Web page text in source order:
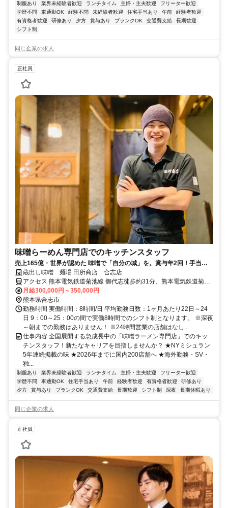
制服あり 業界未経験者歓迎 ランチタイム 主婦・主夫歓迎
フリーター歓迎
学歴不問
車通勤OK 経験不問 未経験者歓迎 住宅手当あり 午前
経験者歓迎
有資格者歓迎
研修あり 夕方 賞与あり ブランクOK 交通費支給
長期歓迎
シフト制
同じ企業の求人
正社員
味噌らーめん専門店でのキッチンスタッフ
売上165億・世界が認めた 味噌で「自分の城」を。賞与年2回！手当も
充実！深夜・早朝勤務なしの充実サポート！
蔵出し味噌 麺場 田所商店 合志店
アクセス 熊本電気鉄道菊池線 御代志徒歩約31分、熊本電気鉄道菊池
線 再春医療センター前徒歩約34分、熊本電気鉄道菊池線 熊本高専前
徒歩約39分 御代志駅よりバス12分
月給300,000円～350,000円
熊本県合志市
勤務時間 実働時間：8時間/日 平均勤務日数：1ヶ月あたり22日～24
日 9：00～25：00の間で実働8時間でのシフト制となります。 ※深夜
～朝までの勤務はありません！ ※24時間営業の店舗はなし...
仕事内容 全国展開する急成長中の「味噌ラーメン専門店」でのキッ
チンスタッフ！新たなキャリアを目指しませんか？ ★NYミシュラン
5年連続掲載の味 ★2026年までに国内200店舗へ ★海外勤務・SV・
独...
制服あり 業界未経験者歓迎 ランチタイム 主婦・主夫歓迎
フリーター歓迎
学歴不問
車通勤OK 住宅手当あり 午前 経験者歓迎 有資格者歓迎
研修あり
夕方
賞与あり ブランクOK 交通費支給 長期歓迎 シフト制 深夜 長期休暇あり
同じ企業の求人
正社員